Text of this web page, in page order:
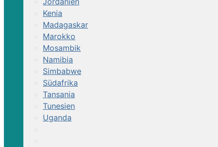
Kenia
Madagaskar
Marokko
Mosambik
Namibia
Simbabwe
Südafrika
Tansania
Tunesien
Uganda
Klima/Reisezeit:
eine gute Reisezeit, das Alentejo sollte man
Essen & Trinken: